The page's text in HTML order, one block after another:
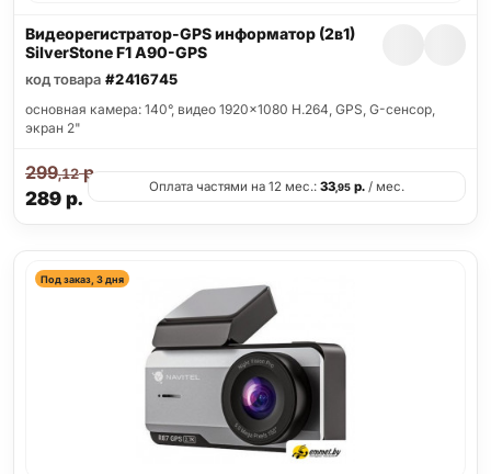
Видеорегистратор-GPS информатор (2в1)
SilverStone F1 A90-GPS
код товара #2416745
основная камера: 140°, видео 1920x1080 H.264, GPS, G-сенсор,
экран 2"
289р.
299,12р.
Оплата частями на 12 мес.: 33,95р./ мес.
Под заказ, 3 дня